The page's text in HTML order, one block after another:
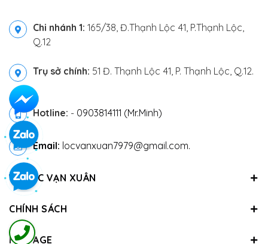
Chi nhánh 1: 165/38, Đ.Thạnh Lộc 41, P.Thạnh Lộc,
Q.12
Trụ sở chính: 51 Đ. Thạnh Lộc 41, P. Thạnh Lộc, Q.12.
Hotline: - 0903814111 (Mr.Minh)
Email: locvanxuan7979@gmail.com.
VỀ LỘC VẠN XUÂN
CHÍNH SÁCH
FANPAGE